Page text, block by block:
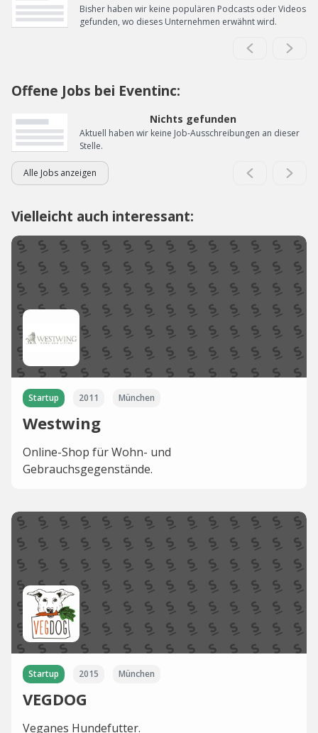
Bisher haben wir keine populären Podcasts oder Videos
gefunden, wo dieses Unternehmen erwähnt wird.
Offene Jobs bei Eventinc:
Nichts gefunden
Aktuell haben wir keine Job-Ausschreibungen an dieser
Stelle.
Alle Jobs anzeigen
Vielleicht auch interessant:
Startup 2011 München
Westwing
Online-Shop für Wohn- und
Gebrauchsgegenstände.
Startup 2015 München
VEGDOG
Veganes Hundefutter.